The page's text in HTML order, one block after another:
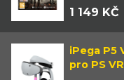
1 149 KČ
iPega P5
pro PS